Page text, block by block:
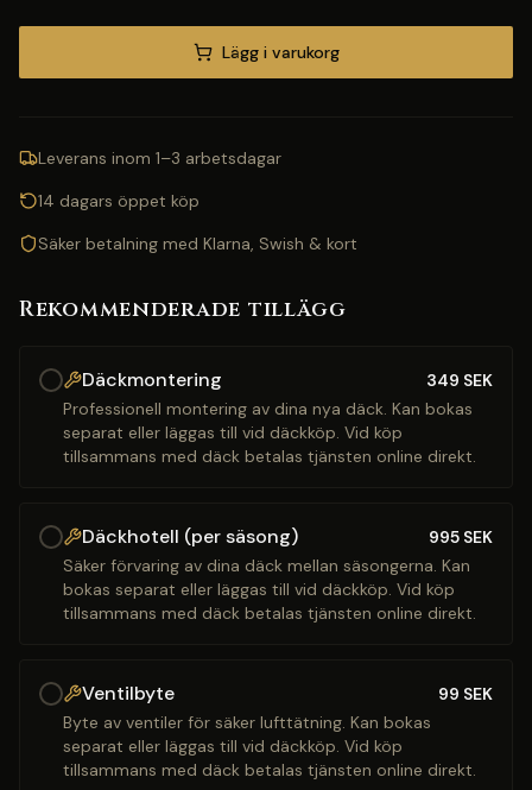
Lägg i varukorg
Leverans inom 1–3 arbetsdagar
14 dagars öppet köp
Säker betalning med Klarna, Swish & kort
Rekommenderade tillägg
Däckmontering 349 SEK
Professionell montering av dina nya däck. Kan bokas
separat eller läggas till vid däckköp. Vid köp
tillsammans med däck betalas tjänsten online direkt.
Däckhotell (per säsong) 995 SEK
Säker förvaring av dina däck mellan säsongerna. Kan
bokas separat eller läggas till vid däckköp. Vid köp
tillsammans med däck betalas tjänsten online direkt.
Ventilbyte 99 SEK
Byte av ventiler för säker lufttätning. Kan bokas
separat eller läggas till vid däckköp. Vid köp
tillsammans med däck betalas tjänsten online direkt.